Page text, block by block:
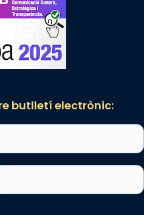
raïms aigualits;
llepes els dits»,
butlletí electrònic: